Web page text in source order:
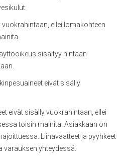
vuokrahintaan, ellei lomakohteen
sisältyy hintaan
eivät sisälly
eivät sisälly vuokrahintaan, ellei
toisin mainita. Asiakkaan on
Liinavaatteet ja pyyhkeet
yhteydessä.